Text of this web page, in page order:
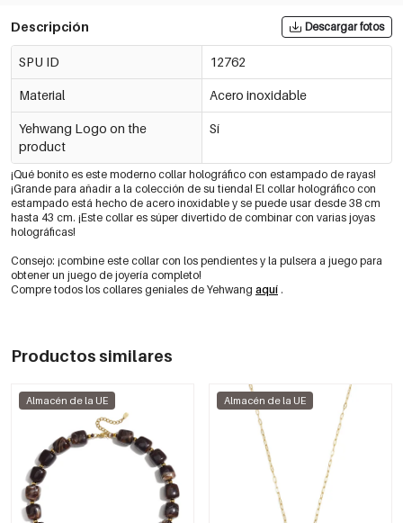
Descripción Descargar fotos
SPU ID 12762
Material Acero inoxidable
Yehwang Logo on the
product
Sí
¡Qué bonito es este moderno collar holográfico con estampado de rayas!
¡Grande para añadir a la colección de su tienda! El collar holográfico con
estampado está hecho de acero inoxidable y se puede usar desde 38 cm
hasta 43 cm. ¡Este collar es súper divertido de combinar con varias joyas
holográficas!
Consejo: ¡combine este collar con los pendientes y la pulsera a juego para
obtener un juego de joyería completo!
Compre todos los collares geniales de Yehwang aquí .
Productos similares
Almacén de la UE Almacén de la UE